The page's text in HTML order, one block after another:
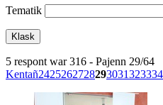
Tematik
5 respont war 316 - Pajenn 29/64
Kentañ2425262728293031323334